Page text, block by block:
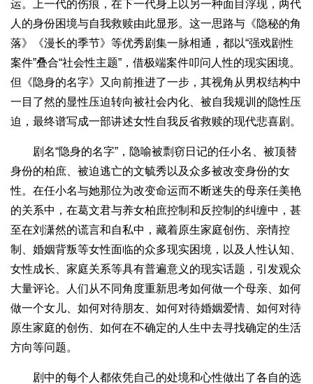
运。上一代的伤痕，在下一代身上以另一种面目浮现，两代
人的身份困境与自我救赎由此显形。这一思路与《隐秘的角
落》《漫长的季节》等优秀剧集一脉相通，都以“强戏剧性
案件”叠合“社会性主题”，借极端案件叩问人性的现实困境。
但《隐身的名字》又向前推进了一步，其视角从男权结构中
一目了然的显性压迫转向被社会内化、被自我规训的隐性压
迫，最终谱写成一部讲述女性自我反省救赎的现代悲喜剧。
剧名“隐身的名字”，隐喻被剽窃日记的任小名、被顶替
身份的柏庶、被迫逃亡的文毓秀以及众多被改变身份的女
性。在任小名与她那位为改变命运而不断迷失的母亲任美艳
的关系中，在葛文君与养女柏庶控制和反控制的纠缠中，甚
至在刘潇然的谎言和自私中，藏着原生家庭创伤、亲情控
制、婚姻背叛等女性面临的众多现实困境，以及人性认知、
女性成长、家庭关系等具有普遍意义的现实话题，引发观众
大量评论。人们从不同角度重新思考如何做一个母亲、如何
做一个女儿、如何对待朋友、如何对待婚姻爱情、如何对待
原生家庭的创伤、如何在不确定的人生中去寻找确定的生活
方向等问题。
剧中的每个人都依凭自己的处境和心性做出了各自的选